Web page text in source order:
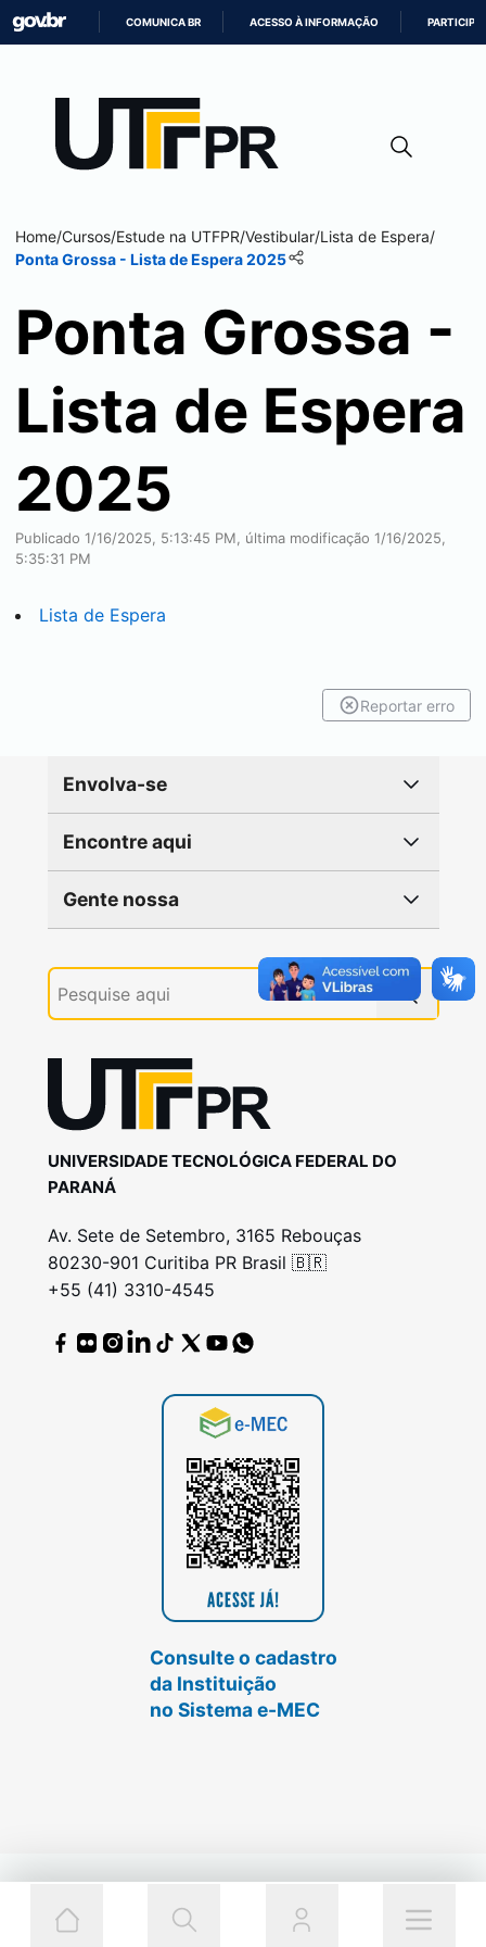
CONTEÚDO
COMUNICA BR ACESSO À INFORMAÇÃO PARTICIPE
Home/Cursos/Estude na UTFPR/Vestibular/Lista de Espera/
Ponta Grossa - Lista de Espera 2025
Ponta Grossa -
Lista de Espera
2025
Publicado 1/16/2025, 5:13:45 PM, última modificação 1/16/2025,
5:35:31 PM
Lista de Espera
Reportar erro
Envolva-se
Encontre aqui
Gente nossa
UNIVERSIDADE TECNOLÓGICA FEDERAL DO
PARANÁ
Av. Sete de Setembro, 3165 Rebouças
80230-901 Curitiba PR Brasil 🇧🇷
+55 (41) 3310-4545
Consulte o cadastro
da Instituição
no Sistema e-MEC